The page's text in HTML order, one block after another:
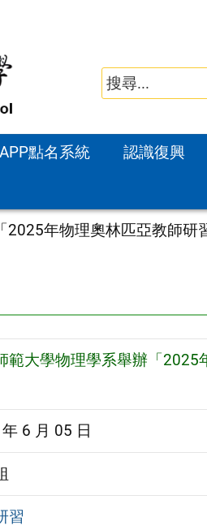
點名系統 認識復興
年物理奧林匹亞教師研
範大學物理學系舉辦「2025
6 月 05 日
習